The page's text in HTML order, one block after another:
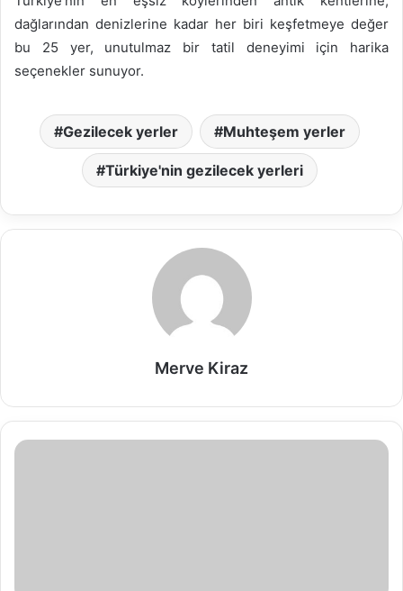
dağlarından denizlerine kadar her biri keşfetmeye değer
bu 25 yer, unutulmaz bir tatil deneyimi için harika
seçenekler sunuyor.
Gezilecek yerler Muhteşem yerler
Türkiye'nin gezilecek yerleri
Merve Kiraz